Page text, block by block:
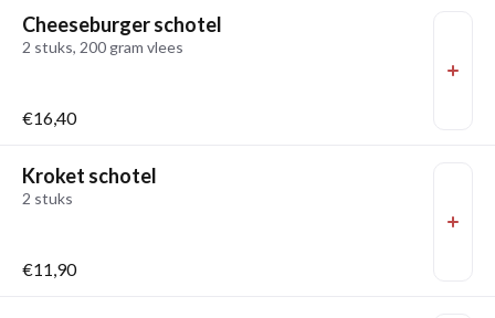
Cheeseburger schotel
2 stuks, 200 gram vlees
€16,40
Kroket schotel
2 stuks
€11,90